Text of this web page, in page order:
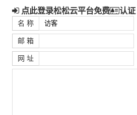
点此登录松松云平台免费 认证
名 称
邮 箱
网 址